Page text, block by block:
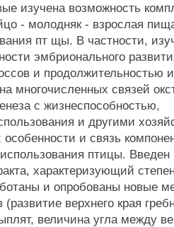
изучена возможность
- молодняк - взрослая
пт щы. В частности,
эмбрионального
и продолжительностью
многочисленных связей
с жизнеспособностью,
и другими
и связь
птицы. Введен
характеризующий
и опробованы новые
(развитие верхнего края
величина угла между